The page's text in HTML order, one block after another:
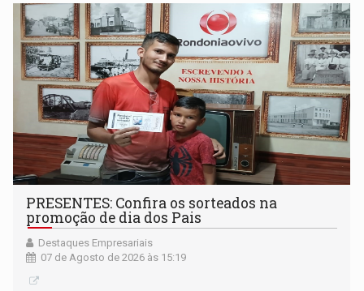
PRESENTES: Confira os sorteados na
promoção de dia dos Pais
Destaques Empresariais
07 de Agosto de 2026 às 15:19